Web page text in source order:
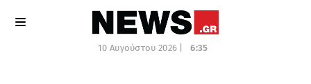
10 Αυγούστου 2026 | 6:35